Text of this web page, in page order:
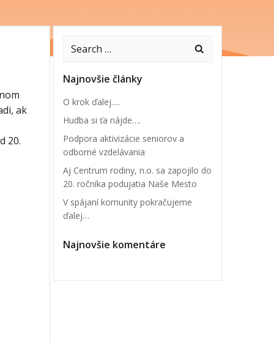
ak
20.
Najnovšie články
O krok ďalej….
Hudba si ťa nájde….
Podpora aktivizácie seniorov a
odborné vzdelávania
Aj Centrum rodiny, n.o. sa zapojilo do
20. ročníka podujatia Naše Mesto
V spájaní komunity pokračujeme
ďalej…
Najnovšie komentáre